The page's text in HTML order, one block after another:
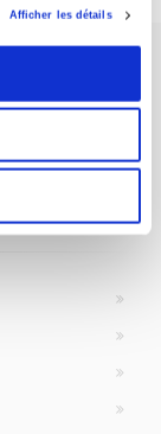
Afficher les détails
et sociales, les
création en 1976